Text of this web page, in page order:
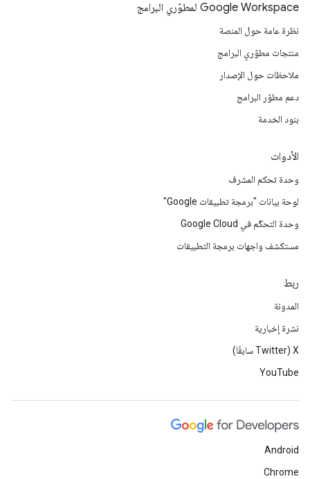
Google Workspace لمطوّري البرامج
نظرة عامة حول المنصة
منتجات مطوّري البرامج
ملاحظات حول الإصدار
دعم مطوّر البرامج
بنود الخدمة
الأدوات
وحدة تحكم المشرف
لوحة بيانات "برمجة تطبيقات Google"
وحدة التحكّم في Google Cloud
مستكشف واجهات برمجة التطبيقات
ربط
المدونة
نشرة إخبارية
‫X ‏(Twitter سابقًا)
YouTube
Android
Chrome